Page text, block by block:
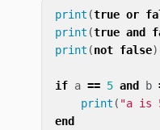
print (true or
print (true and
print (not false)
if a == 5 and b
print ( "a is
end